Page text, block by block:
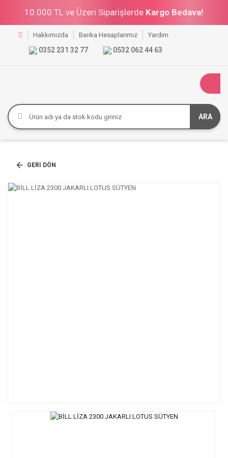
10.000 TL ve Üzeri Siparişlerde Kargo Bedava!
Hakkımızda Banka Hesaplarımız Yardım
0352 231 32 77 0532 062 44 63
ARA
GERI DÖN